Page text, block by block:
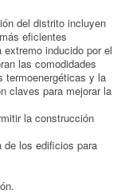
del distrito incluyen
eficientes
inducido por el
las comodidades
termoenergéticas y la
claves para mejorar la
la construcción
de los edificios para